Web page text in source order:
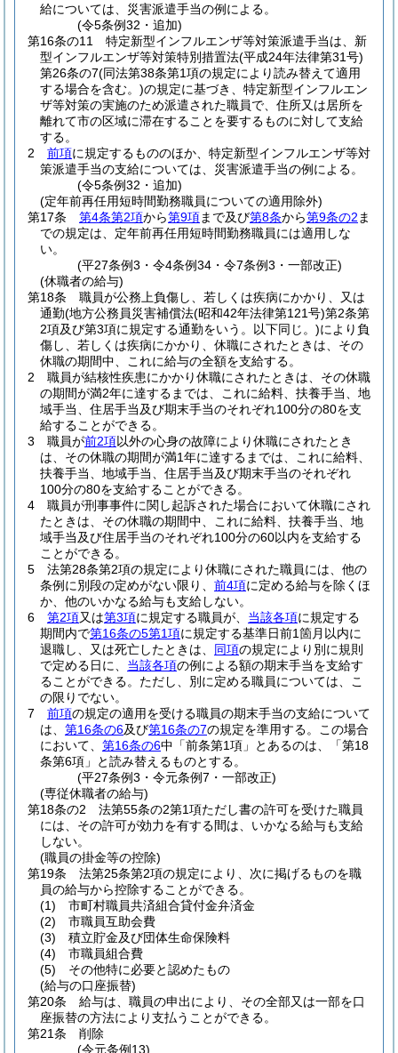
給については、災害派遣手当の例による。
(令5条例32・追加)
第16条の11
特定新型インフルエンザ等対策派遣手当は、新
型インフルエンザ等対策特別措置法(平成24年法律第31号)
第26条の7(同法第38条第1項の規定により読み替えて適用
する場合を含む。)の規定に基づき、特定新型インフルエン
ザ等対策の実施のため派遣された職員で、住所又は居所を
離れて市の区域に滞在することを要するものに対して支給
する。
2
前項に規定するもののほか、特定新型インフルエンザ等対
策派遣手当の支給については、災害派遣手当の例による。
(令5条例32・追加)
(定年前再任用短時間勤務職員についての適用除外)
第17条
第4条第2項から第9項まで及び第8条から第9条の2 ま
での規定は、定年前再任用短時間勤務職員には適用しな
い。
(平27条例3・令4条例34・令7条例3・一部改正)
(休職者の給与)
第18条
職員が公務上負傷し、若しくは疾病にかかり、又は
通勤(地方公務員災害補償法(昭和42年法律第121号)第2条第
2項及び第3項に規定する通勤をいう。以下同じ。)により負
傷し、若しくは疾病にかかり、休職にされたときは、その
休職の期間中、これに給与の全額を支給する。
2
職員が結核性疾患にかかり休職にされたときは、その休職
の期間が満2年に達するまでは、これに給料、扶養手当、地
域手当、住居手当及び期末手当のそれぞれ100分の80を支
給することができる。
3
職員が前2項以外の心身の故障により休職にされたとき
は、その休職の期間が満1年に達するまでは、これに給料、
扶養手当、地域手当、住居手当及び期末手当のそれぞれ
100分の80を支給することができる。
4
職員が刑事事件に関し起訴された場合において休職にされ
たときは、その休職の期間中、これに給料、扶養手当、地
域手当及び住居手当のそれぞれ100分の60以内を支給する
ことができる。
5
法第28条第2項の規定により休職にされた職員には、他の
条例に別段の定めがない限り、 前4項に定める給与を除くほ
か、他のいかなる給与も支給しない。
6
第2項又は第3項に規定する職員が、 当該各項に規定する
期間内で第16条の5第1項に規定する基準日前1箇月以内に
退職し、又は死亡したときは、 同項の規定により別に規則
で定める日に、 当該各項の例による額の期末手当を支給す
ることができる。 ただし、別に定める職員については、こ
の限りでない。
7
前項の規定の適用を受ける職員の期末手当の支給について
は、 第16条の6及び第16条の7の規定を準用する。
この場合
において、 第16条の6中「前条第1項」とあるのは、「第18
条第6項」と読み替えるものとする。
(平27条例3・令元条例7・一部改正)
(専従休職者の給与)
第18条の2
法第55条の2第1項ただし書の許可を受けた職員
には、その許可が効力を有する間は、いかなる給与も支給
しない。
(職員の掛金等の控除)
第19条
法第25条第2項の規定により、次に掲げるものを職
員の給与から控除することができる。
(1)
市町村職員共済組合貸付金弁済金
(2)
市職員互助会費
(3)
積立貯金及び団体生命保険料
(4)
市職員組合費
(5)
その他特に必要と認めたもの
(給与の口座振替)
第20条
給与は、職員の申出により、その全部又は一部を口
座振替の方法により支払うことができる。
第21条
削除
(令元条例13)